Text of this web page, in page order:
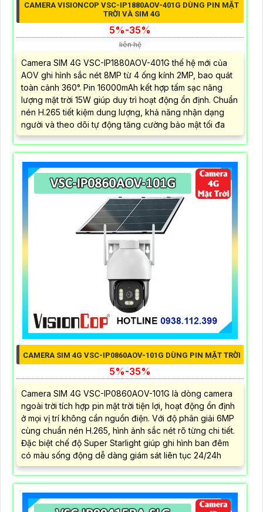
CAMERA VISIONCOP VSC-IP1880AOV-401G DÙNG PIN MẶT
TRỜI VÀ SIM 4G
5%-35%
liên hệ
Camera SIM 4G VSC-IP1880AOV-401G thế hệ mới của
AOV ghi hình sắc nét 8MP từ 4 ống kính 2MP, bao quát
toàn cảnh 360°. Pin 16000mAh kết hợp tấm sạc năng
lượng mặt trời 15W giúp duy trì hoạt động ổn định. Chuẩn
nén H.265 tiết kiệm dung lượng, khả năng nhận dạng
người và theo dõi tự động tăng cường bảo mật tối đa
CAMERA SIM 4G VSC-IP0860AOV-101G DÙNG PIN MẶT TRỜI
5%-35%
Camera SIM 4G VSC-IP0860AOV-101G là dòng camera
ngoài trời tích hợp pin mặt trời tiện lợi, hoạt động ổn định
ở mọi vị trí không cần nguồn điện. Với độ phân giải 6MP
cùng chuẩn nén H.265, hình ảnh sắc nét rõ từng chi tiết.
Đặc biệt chế độ Super Starlight giúp ghi hình ban đêm
có màu sống động dễ dàng giám sát liên tục 24/24h